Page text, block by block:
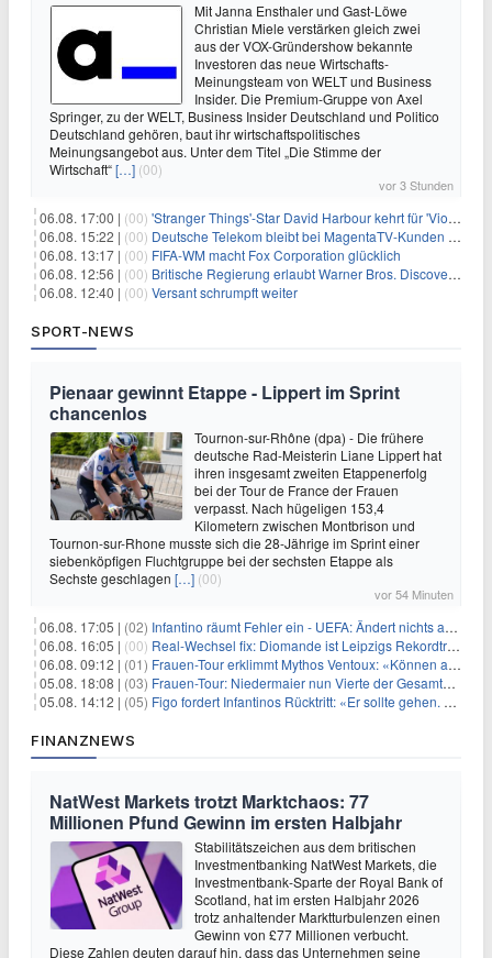
Mit Janna Ensthaler und Gast-Löwe
Christian Miele verstärken gleich zwei
aus der VOX-Gründershow bekannte
Investoren das neue Wirtschafts-
Meinungsteam von WELT und Business
Insider. Die Premium-Gruppe von Axel
Springer, zu der WELT, Business Insider Deutschland und Politico
Deutschland gehören, baut ihr wirtschaftspolitisches
Meinungsangebot aus. Unter dem Titel „Die Stimme der
Wirtschaft“[…] (00)
vor 3 Stunden
06.08. 17:00 | (00) 'Stranger Things'-Star David Harbour kehrt für 'Violent Night 2' zurück – Kristen Bell stößt zur Besetzung
06.08. 15:22 | (00) Deutsche Telekom bleibt bei MagentaTV-Kunden vage
06.08. 13:17 | (00) FIFA-WM macht Fox Corporation glücklich
06.08. 12:56 | (00) Britische Regierung erlaubt Warner Bros. Discovery-Übernahme
06.08. 12:40 | (00) Versant schrumpft weiter
SPORT-NEWS
Pienaar gewinnt Etappe - Lippert im Sprint
chancenlos
Tournon-sur-Rhône (dpa) - Die frühere
deutsche Rad-Meisterin Liane Lippert hat
ihren insgesamt zweiten Etappenerfolg
bei der Tour de France der Frauen
verpasst. Nach hügeligen 153,4
Kilometern zwischen Montbrison und
Tournon-sur-Rhone musste sich die 28-Jährige im Sprint einer
siebenköpfigen Fluchtgruppe bei der sechsten Etappe als
Sechste geschlagen […] (00)
vor 54 Minuten
06.08. 17:05 | (02) Infantino räumt Fehler ein - UEFA: Ändert nichts an Boykott
06.08. 16:05 | (00) Real-Wechsel fix: Diomande ist Leipzigs Rekordtransfer
06.08. 09:12 | (01) Frauen-Tour erklimmt Mythos Ventoux: «Können alles schaffen»
05.08. 18:08 | (03) Frauen-Tour: Niedermaier nun Vierte der Gesamtwertung
05.08. 14:12 | (05) Figo fordert Infantinos Rücktritt: «Er sollte gehen. Jetzt»
FINANZNEWS
NatWest Markets trotzt Marktchaos: 77
Millionen Pfund Gewinn im ersten Halbjahr
Stabilitätszeichen aus dem britischen
Investmentbanking NatWest Markets, die
Investmentbank-Sparte der Royal Bank of
Scotland, hat im ersten Halbjahr 2026
trotz anhaltender Marktturbulenzen einen
Gewinn von £77 Millionen verbucht.
Diese Zahlen deuten darauf hin, dass das Unternehmen seine